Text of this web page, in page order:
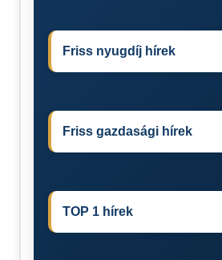
Friss nyugdíj hírek
Friss gazdasági hírek
TOP 1 hírek